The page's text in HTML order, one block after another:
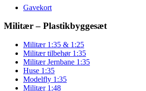
Gavekort
Militær – Plastikbyggesæt
Militær 1:35 & 1:25
Militær tilbehør 1:35
Militær Jernbane 1:35
Huse 1:35
Modelfly 1:35
Militær 1:48